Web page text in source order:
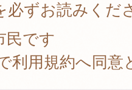
必ずお読みくだ
です
利用規約へ同意